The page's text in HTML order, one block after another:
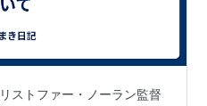
ストファー・ノーラン監督